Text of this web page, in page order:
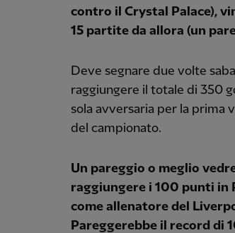
contro il Crystal Palace),
15 partite da allora (un
Deve segnare due volte
raggiungere il totale di 350
sola avversaria per la prima
del campionato.
Un pareggio o meglio
raggiungere i 100 punti in
come allenatore del
Pareggerebbe il record di